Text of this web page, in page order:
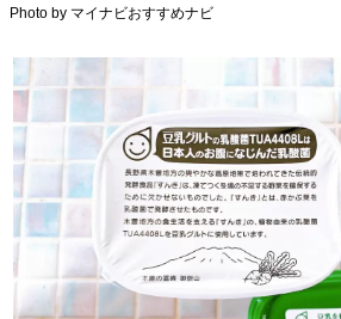
Photo by マイナビおすすめナビ